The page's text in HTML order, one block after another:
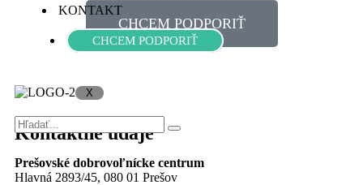
KONTAKT
CHCEM PODPORIŤ
X
CHCEM PODPORIŤ
Kontaktné údaje
Prešovské dobrovoľnícke centrum
Hlavná 2893/45, 080 01 Prešov